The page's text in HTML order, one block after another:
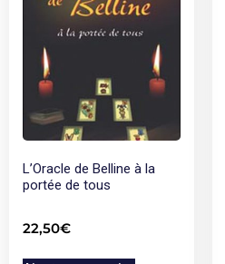
L’Oracle de Belline à la
portée de tous
22,50€